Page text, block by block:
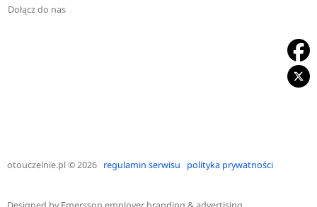
Dołącz do nas
otouczelnie.pl© 2026 regulamin serwisu polityka prywatności